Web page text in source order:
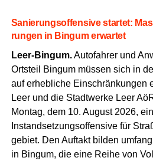
Sanie­rungs­of­fen­si­ve star­tet:
run­gen in Bin­gum erwartet
Leer-Bin­gum.Auto­fah­rer und
Orts­teil Bin­gum müs­sen sich in
auf erheb­li­che Ein­schrän­kun­gen
Leer und die Stadt­wer­ke Leer
Mon­tag, dem 10. August 2026,
Instand­set­zungs­of­fen­si­ve für
ge­biet. Den Auf­takt bil­den
in Bin­gum, die eine Rei­he von